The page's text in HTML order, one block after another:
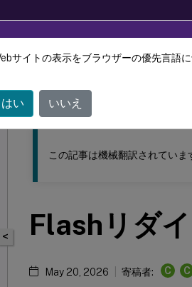
このコンテンツは動的に機械翻訳されて
XenAppおよびXenDesktop
<
この記事は機械翻訳されていま
Flashリダ
May 20, 2026 寄稿者: C C
サイトの表示をブラウザーの優先言語
はい いいえ